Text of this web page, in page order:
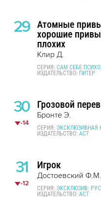
29
Атомные
хорошие
плохих
Клир Д.
СЕРИЯ: САМ СЕБЕ
ИЗДАТЕЛЬСТВО: ПИТЕР
30 Грозовой
Бронте Э.
СЕРИЯ: ЭКСКЛЮЗИВНАЯ
ИЗДАТЕЛЬСТВО: АСТ
-14
31 Игрок
Достоевский Ф.М.
СЕРИЯ: ЭКСКЛЮЗИВ:
ИЗДАТЕЛЬСТВО: АСТ
-12